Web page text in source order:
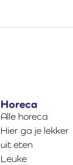
Horeca
Alle horeca
Hier ga je lekker
uit eten
Leuke